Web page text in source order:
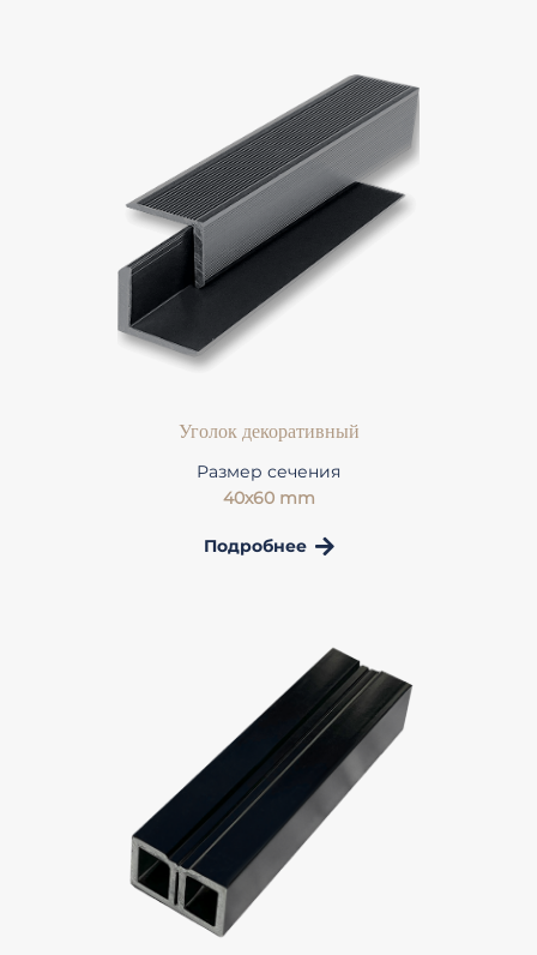
Уголок декоративный
Размер сечения
40х60 mm
Подробнее